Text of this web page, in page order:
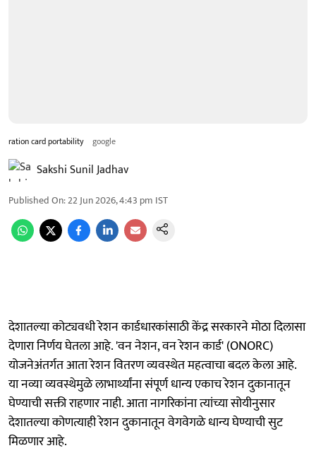
ration card portability google
Sakshi Sunil Jadhav
Published On:22 Jun 2026, 4:43 pm IST
देशातल्या कोट्यवधी रेशन कार्डधारकांसाठी केंद्र सरकारने मोठा दिलासा
देणारा निर्णय घेतला आहे. 'वन नेशन, वन रेशन कार्ड' (ONORC)
योजनेअंतर्गत आता रेशन वितरण व्यवस्थेत महत्वाचा बदल केला आहे.
या नव्या व्यवस्थेमुळे लाभार्थ्यांना संपूर्ण धान्य एकाच रेशन दुकानातून
घेण्याची सक्ती राहणार नाही. आता नागरिकांना त्यांच्या सोयीनुसार
देशातल्या कोणत्याही रेशन दुकानातून वेगवेगळे धान्य घेण्याची सुट
मिळणार आहे.